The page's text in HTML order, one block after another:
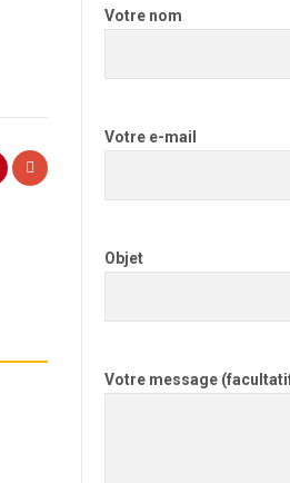
Votre nom
Votre e-mail
Objet
Votre message